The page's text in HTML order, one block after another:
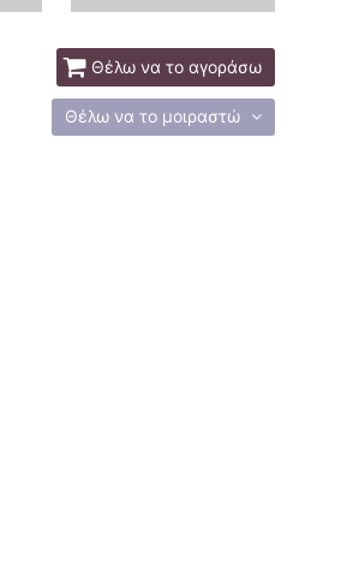
Θέλω να το αγοράσω
Θέλω να το μοιραστώ